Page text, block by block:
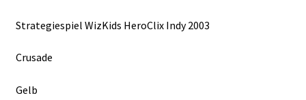
Strategiespiel WizKids HeroClix Indy 2003
Crusade
Gelb